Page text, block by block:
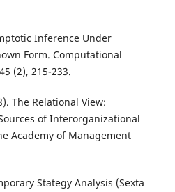
Inference Under
Form. Computational
(2), 215-233.
The Relational View:
of Interorganizational
Academy of Management
Stategy Analysis (Sexta